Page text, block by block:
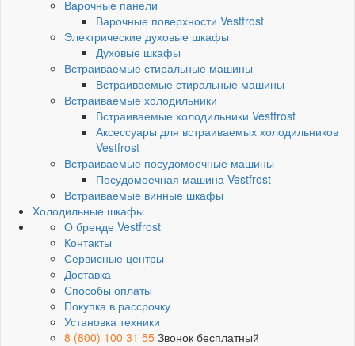
Варочные панели
Варочные поверхности Vestfrost
Электрические духовые шкафы
Духовые шкафы
Встраиваемые стиральные машины
Встраиваемые стиральные машины
Встраиваемые холодильники
Встраиваемые холодильники Vestfrost
Аксессуары для встраиваемых холодильников
Vestfrost
Встраиваемые посудомоечные машины
Посудомоечная машина Vestfrost
Встраиваемые винные шкафы
Холодильные шкафы
О бренде Vestfrost
Контакты
Сервисные центры
Доставка
Способы оплаты
Покупка в рассрочку
Установка техники
8 (800) 100 31 55 Звонок бесплатный